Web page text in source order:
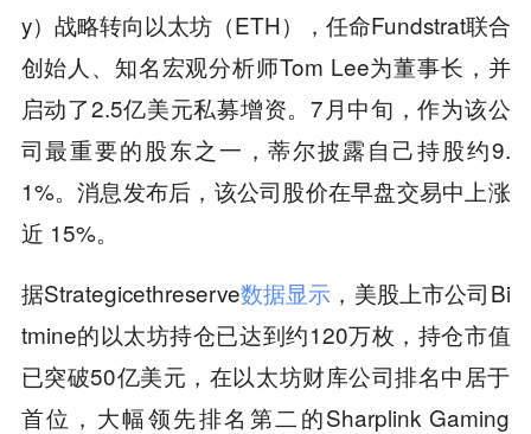
y）战略转向以太坊（ETH），任命Fundstrat联合
创始人、知名宏观分析师Tom Lee为董事长，并
启动了2.5亿美元私募增资。7月中旬，作为该公
司最重要的股东之一，蒂尔披露自己持股约9.
1%。消息发布后，该公司股价在早盘交易中上涨
近 15%。
据Strategicethreserve数据显示 ，美股上市公司Bi
tmine的以太坊持仓已达到约120万枚，持仓市值
已突破50亿美元，在以太坊财库公司排名中居于
首位，大幅领先排名第二的Sharplink Gaming